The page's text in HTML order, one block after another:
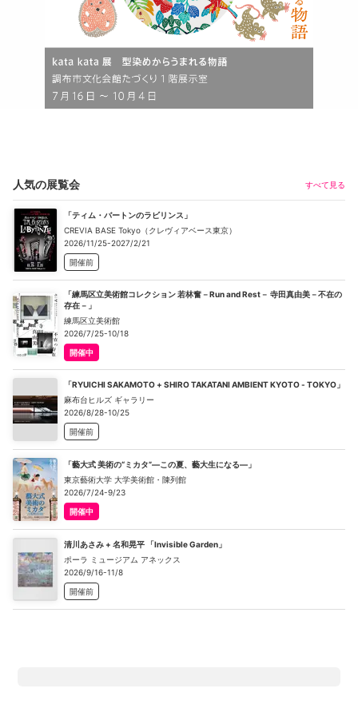
人気の展覧会 すべて見る
「ティム・バートンのラビリンス」
CREVIA BASE Tokyo（クレヴィアベース東京）
2026/11/25-2027/2/21
開催前
「練馬区立美術館コレクション 若林奮－Run and Rest－ 寺田真由美－不在の
存在－」
練馬区立美術館
2026/7/25-10/18
開催中
「RYUICHI SAKAMOTO + SHIRO TAKATANI AMBIENT KYOTO - TOKYO」
麻布台ヒルズ ギャラリー
2026/8/28-10/25
開催前
「藝大式 美術の“ミカタ”―この夏、藝大生になる―」
東京藝術大学 大学美術館・陳列館
2026/7/24-9/23
開催中
清川あさみ + 名和晃平 「Invisible Garden」
ポーラ ミュージアム アネックス
2026/9/16-11/8
開催前